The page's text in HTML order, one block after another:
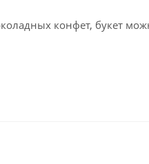
конфет, букет